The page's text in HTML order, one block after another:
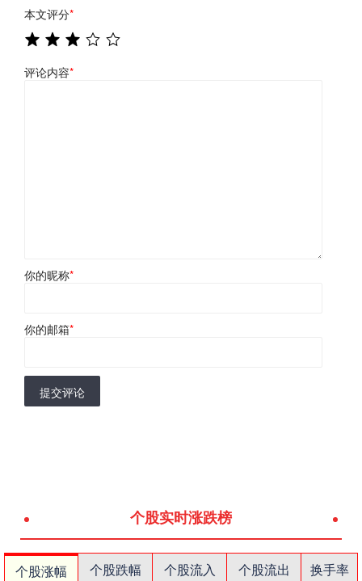
本文评分*
评论内容*
你的昵称*
你的邮箱*
提交评论
个股实时涨跌榜
个股涨幅 个股跌幅 个股流入 个股流出
换手率